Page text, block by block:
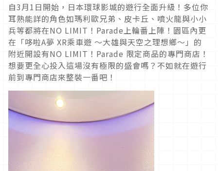
自3月1日開始，日本環球影城的遊行全面升級！多位你
耳熟能詳的角色如瑪利歐兄弟、皮卡丘、噴火龍與小小
兵等都將在NO LIMIT！Parade上輪番上陣！園區內更
在「哆啦A夢 XR乘車遊 ～大雄與天空之理想鄉～」的
附近開設有NO LIMIT！Parade 限定商品的專門商店！
想要更全心投入這場沒有極限的盛會嗎？不如就在遊行
前到專門商店來整裝一番吧！